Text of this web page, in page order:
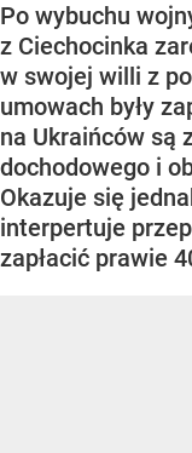
Po wybuchu
z Ciechocinka
w swojej willi z
umowach były
na Ukraińców są
dochodowego i
Okazuje się
interpertuje
zapłacić prawie